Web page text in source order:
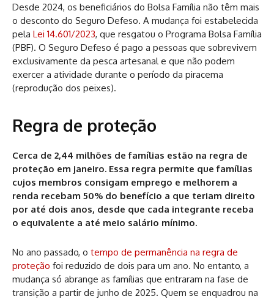
Desde 2024, os beneficiários do Bolsa Família não têm mais
o desconto do Seguro Defeso. A mudança foi estabelecida
pela Lei 14.601/2023, que resgatou o Programa Bolsa Família
(PBF). O Seguro Defeso é pago a pessoas que sobrevivem
exclusivamente da pesca artesanal e que não podem
exercer a atividade durante o período da piracema
(reprodução dos peixes).
Regra de proteção
Cerca de 2,44 milhões de famílias estão na regra de
proteção em janeiro. Essa regra permite que famílias
cujos membros consigam emprego e melhorem a
renda recebam 50% do benefício a que teriam direito
por até dois anos, desde que cada integrante receba
o equivalente a até meio salário mínimo.
No ano passado, o tempo de permanência na regra de
proteção foi reduzido de dois para um ano. No entanto, a
mudança só abrange as famílias que entraram na fase de
transição a partir de junho de 2025. Quem se enquadrou na